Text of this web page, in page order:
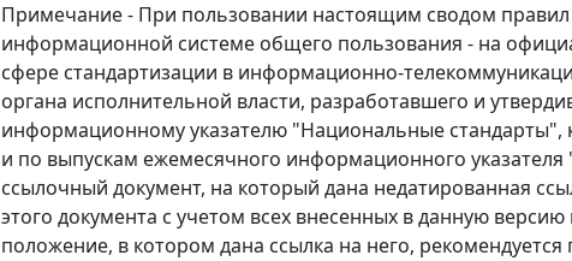
Примечание - При пользовании настоящим сводом
информационной системе общего пользования - на
сфере стандартизации в информационно-
органа исполнительной власти, разработавшего и
информационному указателю "Национальные стандарты",
и по выпускам ежемесячного информационного
ссылочный документ, на который дана недатированная
этого документа с учетом всех внесенных в данную
положение, в котором дана ссылка на него,